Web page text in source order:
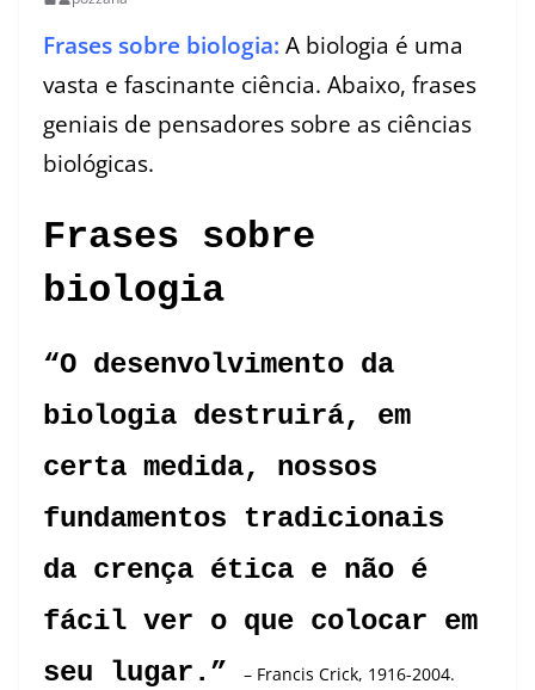
Frases sobre biologia: A biologia é uma
vasta e fascinante ciência. Abaixo, frases
geniais de pensadores sobre as ciências
biológicas.
Frases sobre
biologia
“O desenvolvimento da
biologia destruirá, em
certa medida, nossos
fundamentos tradicionais
da crença ética e não é
fácil ver o que colocar em
seu lugar.”
– Francis Crick, 1916-2004.